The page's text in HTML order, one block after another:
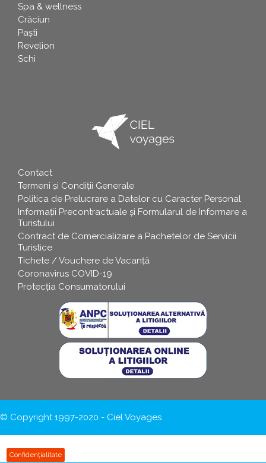
Spa & wellness
Crăciun
Paşti
Revelion
Schi
info
Contact
Termeni și Condiții Generale
Politica de Prelucrare a Datelor cu Caracter Personal
Informații Precontractuale și Formularul de Informare a
Turistului
Contract de Comercializare a Pachetelor de Servicii
Turistice
Tichete / Vouchere de Vacanță
Coronavirus COVID-19
Protecția Consumatorului
© Copyright 1997-2020 - Ciel Voyages
Confidențialitate